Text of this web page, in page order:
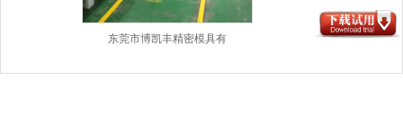
东莞市博凯丰精密模具有